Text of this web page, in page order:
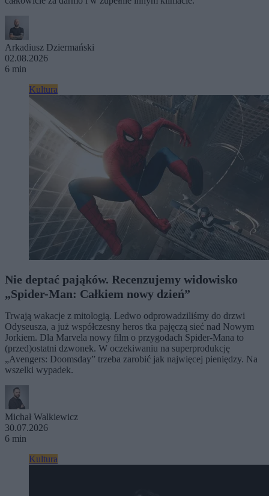
Arkadiusz Dziermański
02.08.2026
6 min
Kultura
Nie deptać pająków. Recenzujemy widowisko
„Spider-Man: Całkiem nowy dzień”
Trwają wakacje z mitologią. Ledwo odprowadziliśmy do drzwi
Odyseusza, a już współczesny heros tka pajęczą sieć nad Nowym
Jorkiem. Dla Marvela nowy film o przygodach Spider-Mana to
(przed)ostatni dzwonek. W oczekiwaniu na superprodukcję
„Avengers: Doomsday” trzeba zarobić jak najwięcej pieniędzy. Na
wszelki wypadek.
Michał Walkiewicz
30.07.2026
6 min
Kultura